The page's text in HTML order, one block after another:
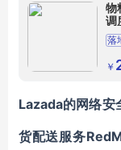
物
调
落
工
￥
Lazada的网络安
货配送服务